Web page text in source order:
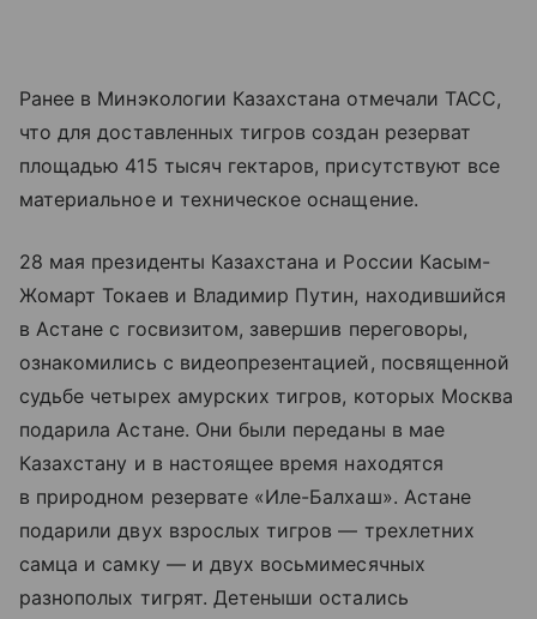
Ранее в Минэкологии Казахстана отмечали ТАСС,
что для доставленных тигров создан резерват
площадью 415 тысяч гектаров, присутствуют все
материальное и техническое оснащение.
28 мая президенты Казахстана и России Касым-
Жомарт Токаев и Владимир Путин, находившийся
в Астане с госвизитом, завершив переговоры,
ознакомились с видеопрезентацией, посвященной
судьбе четырех амурских тигров, которых Москва
подарила Астане. Они были переданы в мае
Казахстану и в настоящее время находятся
в природном резервате «Иле-Балхаш». Астане
подарили двух взрослых тигров — трехлетних
самца и самку — и двух восьмимесячных
разнополых тигрят. Детеныши остались